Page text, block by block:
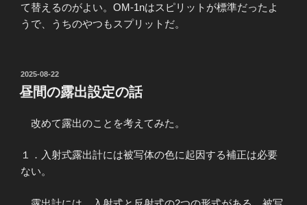
て替えるのがよい。OM-1nはスピリットが標準だったよ
うで、うちのやつもスプリットだ。
投
稿
日:
2025-08-22
昼間の露出設定の話
改めて露出のことを考えてみた。
１．入射式露出計には被写体の色に起因する補正は必要
ない。